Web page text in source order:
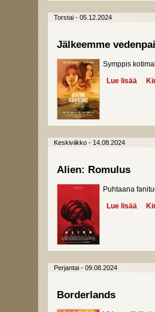
Torstai - 05.12.2024
Jälkeemme
Symppis
Lue lisää
Keskiviikko - 14.08.2024
Alien: Romulus
Puhtaana
Lue lisää
Perjantai - 09.08.2024
Borderlands